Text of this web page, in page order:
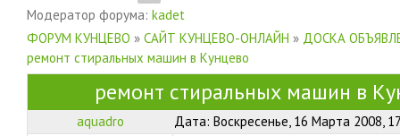
Модератор форума: kadet
ФОРУМ КУНЦЕВО » САЙТ КУНЦЕВО-ОНЛАЙН » ДОСКА
ремонт стиральных машин в Кунцево
ремонт стиральных машин в
aquadro
Дата: Воскресенье, 16 Марта 2008,